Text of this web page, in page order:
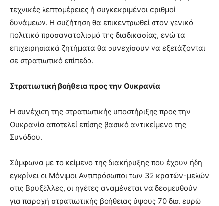
τεχνικές λεπτομέρειες ή συγκεκριμένοι αριθμοί
δυνάμεων. Η συζήτηση θα επικεντρωθεί στον γενικό
πολιτικό προσανατολισμό της διαδικασίας, ενώ τα
επιχειρησιακά ζητήματα θα συνεχίσουν να εξετάζονται
σε στρατιωτικό επίπεδο.
Στρατιωτική βοήθεια προς την Ουκρανία
Η συνέχιση της στρατιωτικής υποστήριξης προς την
Ουκρανία αποτελεί επίσης βασικό αντικείμενο της
Συνόδου.
Σύμφωνα με το κείμενο της διακήρυξης που έχουν ήδη
εγκρίνει οι Μόνιμοι Αντιπρόσωποι των 32 κρατών-μελών
στις Βρυξέλλες, οι ηγέτες αναμένεται να δεσμευθούν
για παροχή στρατιωτικής βοήθειας ύψους 70 δισ. ευρώ